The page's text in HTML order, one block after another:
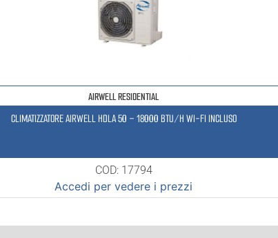
AIRWELL RESIDENTIAL
CLIMATIZZATORE AIRWELL HDLA 50 – 18000 BTU/H WI-FI INCLUSO
COD: 17794
Accedi per vedere i prezzi